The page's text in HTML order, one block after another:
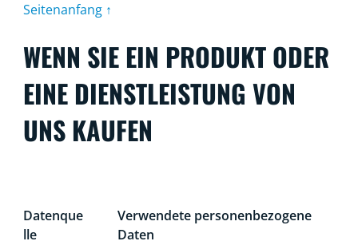
Seitenanfang ↑
WENN SIE EIN PRODUKT ODER
EINE DIENSTLEISTUNG VON
UNS KAUFEN
Datenque
lle
Verwendete personenbezogene
Daten